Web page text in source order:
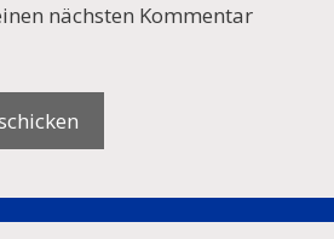
nächsten Kommentar